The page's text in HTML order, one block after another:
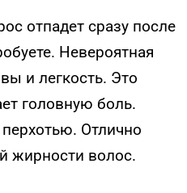
отпадет сразу после
Невероятная
и легкость. Это
головную боль.
Отлично
жирности волос.